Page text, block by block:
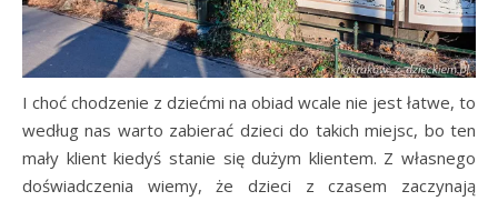
I choć chodzenie z dziećmi na obiad wcale nie jest łatwe, to
według nas warto zabierać dzieci do takich miejsc, bo ten
mały klient kiedyś stanie się dużym klientem. Z własnego
doświadczenia wiemy, że dzieci z czasem zaczynają